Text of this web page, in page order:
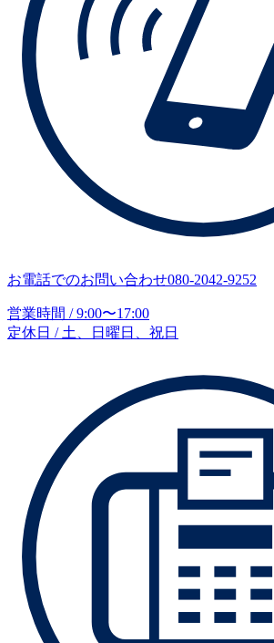
お電話でのお問い合わせ080-2042-9252
営業時間 / 9:00〜17:00
定休日 / 土、日曜日、祝日